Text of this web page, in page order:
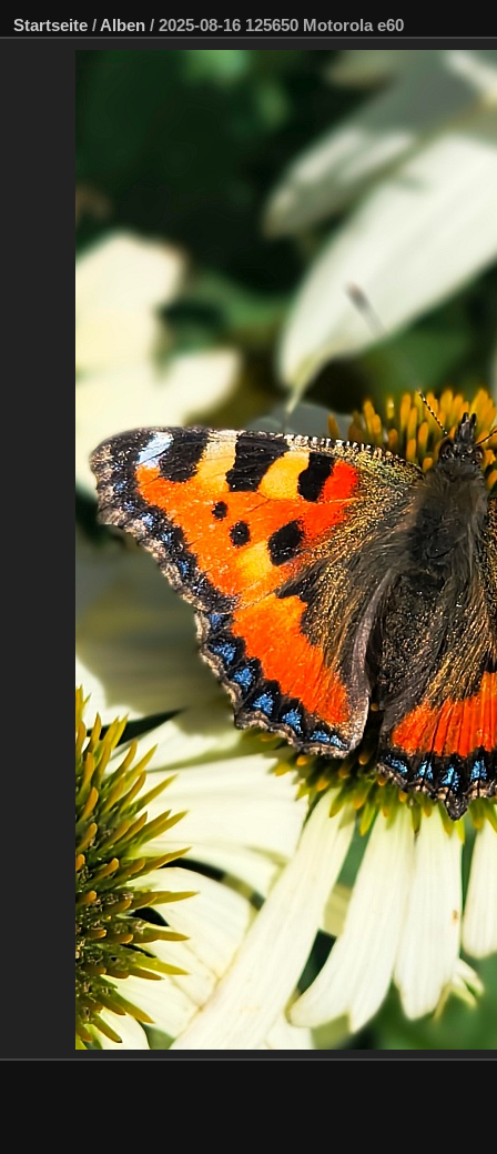
Startseite / Alben / 2025-08-16 125650 Motorola e60